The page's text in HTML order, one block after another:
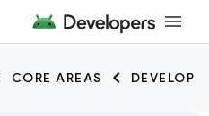
DEVELOP
CORE AREAS